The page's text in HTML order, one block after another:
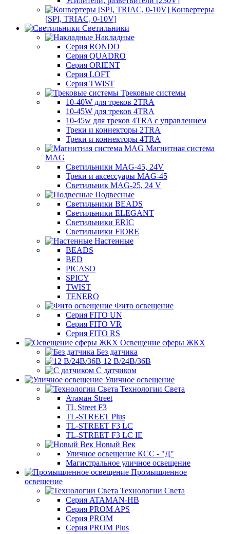
Конвертеры
[SPI, TRIAC, 0-10V]
Светильники
Накладные
Серия RONDO
Серия QUADRO
Серия ORIENT
Серия LOFT
Серия TWIST
Трековые системы
10-40W для треков 2TRA
10-45W для треков 4TRA
10-45w для треков 4TRA с управлением
Треки и коннекторы 2TRA
Треки и коннекторы 4TRA
Магнитная система
MAG
Светильники MAG-45, 24V
Треки и аксессуары MAG-45
Светильник MAG-25, 24 V
Подвесные
Светильники BEADS
Светильники ELEGANT
Светильники ERIC
Светильники FIORE
Настенные
BEADS
BED
PICASO
SPICY
TWIST
TENERO
Фито освещение
Серия FITO UN
Серия FITO VR
Серия FITO RS
Освещение сферы ЖКХ
Без датчика
12 В/24В/36В
С датчиком
Уличное освещение
Технологии Света
Атаман Street
TL Street F3
TL-STREET Plus
TL-STREET F3 LC
TL-STREET F3 LC IE
Новый Век
Уличное освещение КСС - "Д"
Магистральное уличное освещение
Промышленное
освещение
Технологии Света
Серия ATAMAN-HB
Серия PROM APS
Серия PROM
Серия PROM Plus